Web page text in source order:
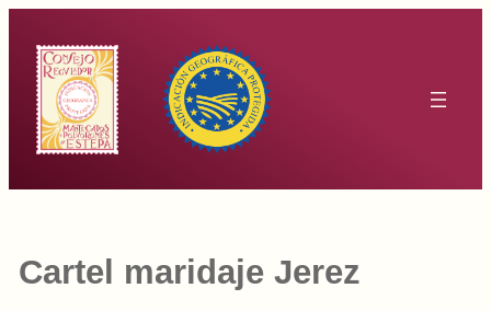
contenido
Cartel maridaje Jerez